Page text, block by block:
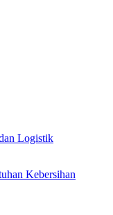
Logistik
Kebersihan